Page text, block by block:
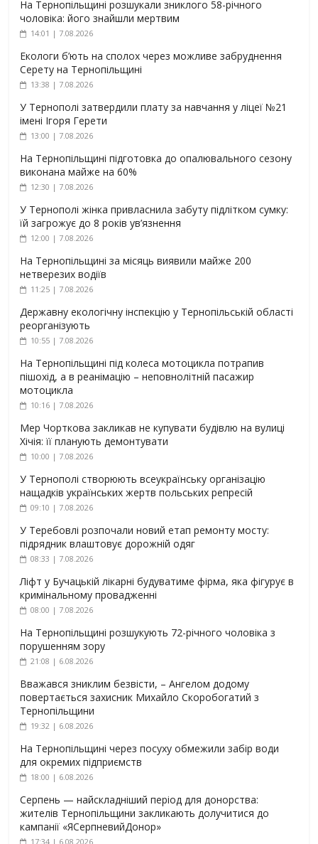
На Тернопільщині розшукали зниклого 58-річного
чоловіка: його знайшли мертвим
14:01 | 7.08.2026
Екологи б’ють на сполох через можливе забруднення
Серету на Тернопільщині
13:38 | 7.08.2026
У Тернополі затвердили плату за навчання у ліцеї №21
імені Ігоря Герети
13:00 | 7.08.2026
На Тернопільщині підготовка до опалювального сезону
виконана майже на 60%
12:30 | 7.08.2026
У Тернополі жінка привласнила забуту підлітком сумку:
їй загрожує до 8 років ув’язнення
12:00 | 7.08.2026
На Тернопільщині за місяць виявили майже 200
нетверезих водіїв
11:25 | 7.08.2026
Державну екологічну інспекцію у Тернопільській області
реорганізують
10:55 | 7.08.2026
На Тернопільщині під колеса мотоцикла потрапив
пішохід, а в реанімацію – неповнолітній пасажир
мотоцикла
10:16 | 7.08.2026
Мер Чорткова закликав не купувати будівлю на вулиці
Хічія: її планують демонтувати
10:00 | 7.08.2026
У Тернополі створюють всеукраїнську організацію
нащадків українських жертв польських репресій
09:10 | 7.08.2026
У Теребовлі розпочали новий етап ремонту мосту:
підрядник влаштовує дорожній одяг
08:33 | 7.08.2026
Ліфт у Бучацькій лікарні будуватиме фірма, яка фігурує в
кримінальному провадженні
08:00 | 7.08.2026
На Тернопільщині розшукують 72-річного чоловіка з
порушенням зору
21:08 | 6.08.2026
Вважався зниклим безвісти, – Ангелом додому
повертається захисник Михайло Скоробогатий з
Тернопільщини
19:32 | 6.08.2026
На Тернопільщині через посуху обмежили забір води
для окремих підприємств
18:00 | 6.08.2026
Серпень — найскладніший період для донорства:
жителів Тернопільщини закликають долучитися до
кампанії «ЯСерпневийДонор»
17:34 | 6.08.2026